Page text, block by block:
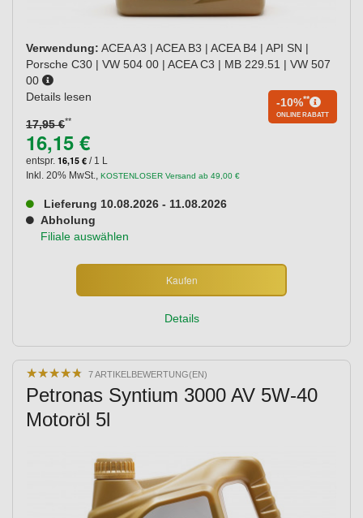
Verwendung: ACEA A3 | ACEA B3 | ACEA B4 | API SN |
Porsche C30 | VW 504 00 | ACEA C3 | MB 229.51 | VW 507
00
Details lesen
17,95 €**
-10%**
ONLINE RABATT
16,15 €
entspr. 16,15 € / 1 L
Inkl. 20% MwSt., KOSTENLOSER Versand ab 49,00 €
Lieferung 10.08.2026 - 11.08.2026
Abholung
Filiale auswählen
Kaufen
Details
★★★★★
★★★★★ 7 ARTIKELBEWERTUNG(EN)
Petronas Syntium 3000 AV 5W-40
Motoröl 5l